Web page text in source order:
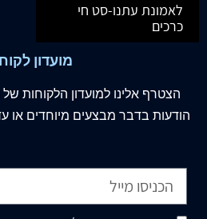
לאמונת עתנו-סט חי
כרכים
מועדון
הצטרף אלינו למועדון הלקוחות
הודעות בדבר מבצעים מיוחדים או